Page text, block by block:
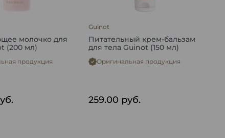
молочко для
(200 мл)
продукция
Guinot
Питательный крем-бальзам
для тела Guinot (150 мл)
Оригинальная продукция
259.00 руб.